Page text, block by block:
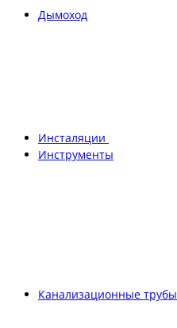
Дымоход
Инсталяции
Инструменты
Канализационные трубы